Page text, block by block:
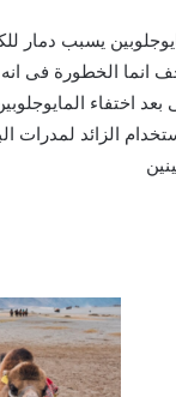
يسبب دمار
انما الخطورة فى
بعد اختفاء
الزائد لمدرات